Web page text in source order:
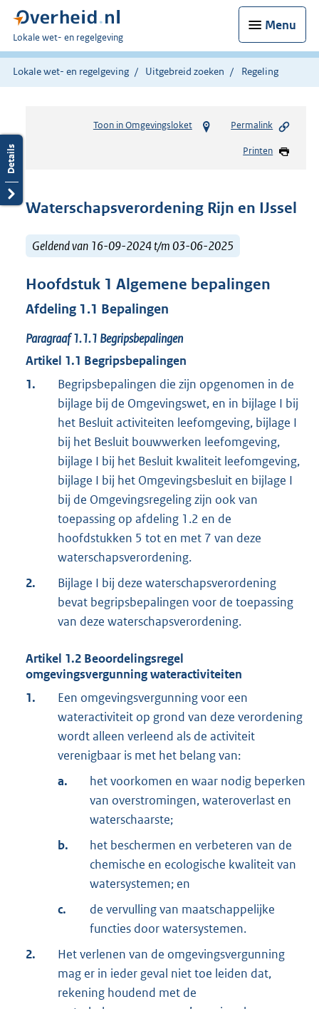
Menu
U
bent
hier:
Lokale wet- en regelgeving
Lokale wet- en regelgeving Uitgebreid zoeken Regeling
Toon in Omgevingsloket Permalink
Printen
Waterschapsverordening Rijn en IJssel
Geldend van 16-09-2024 t/m 03-06-2025
Hoofdstuk 1 Algemene bepalingen
Afdeling 1.1 Bepalingen
Paragraaf1.1.1 Begripsbepalingen
Artikel 1.1 Begripsbepalingen
1.
Begripsbepalingen die zijn opgenomen in de
bijlage bij de Omgevingswet, en in bijlage I bij
het Besluit activiteiten leefomgeving, bijlage I
bij het Besluit bouwwerken leefomgeving,
bijlage I bij het Besluit kwaliteit leefomgeving,
bijlage I bij het Omgevingsbesluit en bijlage I
bij de Omgevingsregeling zijn ook van
toepassing op afdeling 1.2 en de
hoofdstukken 5 tot en met 7 van deze
waterschapsverordening.
2.
Bijlage I bij deze waterschapsverordening
bevat begripsbepalingen voor de toepassing
van deze waterschapsverordening.
Artikel 1.2 Beoordelingsregel
omgevingsvergunning wateractiviteiten
1.
Een omgevingsvergunning voor een
wateractiviteit op grond van deze verordening
wordt alleen verleend als de activiteit
verenigbaar is met het belang van:
a.
het voorkomen en waar nodig beperken
van overstromingen, wateroverlast en
waterschaarste;
b.
het beschermen en verbeteren van de
chemische en ecologische kwaliteit van
watersystemen; en
c.
de vervulling van maatschappelijke
functies door watersystemen.
2.
Het verlenen van de omgevingsvergunning
mag er in ieder geval niet toe leiden dat,
rekening houdend met de